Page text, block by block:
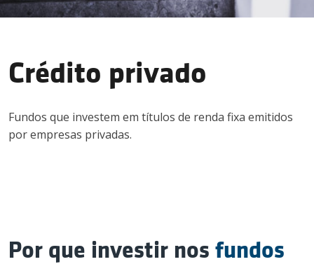
Contato
Crédito privado
Fundos que investem em títulos de renda fixa emitidos
por empresas privadas.
Por que investir nos fundos